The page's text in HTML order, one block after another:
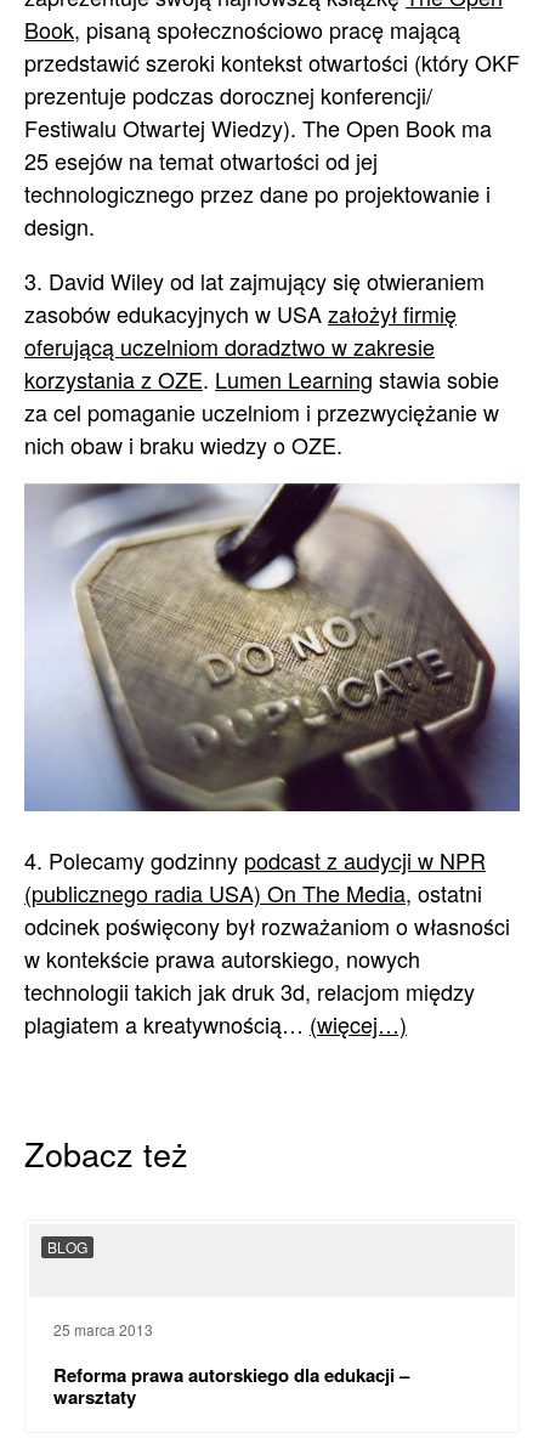
Book, pisaną społecznościowo pracę mającą
przedstawić szeroki kontekst otwartości (który OKF
prezentuje podczas dorocznej konferencji/
Festiwalu Otwartej Wiedzy). The Open Book ma
25 esejów na temat otwartości od jej
technologicznego przez dane po projektowanie i
design.
3. David Wiley od lat zajmujący się otwieraniem
zasobów edukacyjnych w USAzałożył firmię
oferującą uczelniom doradztwo w zakresie
korzystania z OZE. Lumen Learning stawia sobie
za cel pomaganie uczelniom i przezwyciężanie w
nich obaw i braku wiedzy o OZE.
4. Polecamy godzinny podcast z audycji w NPR
(publicznego radia USA) On The Media, ostatni
odcinek poświęcony był rozważaniom o własności
w kontekście prawa autorskiego, nowych
technologii takich jak druk 3d, relacjom między
plagiatem a kreatywnością… (więcej…)
Zobacz też
BLOG
25 marca 2013
Reforma prawa autorskiego dla edukacji –
warsztaty